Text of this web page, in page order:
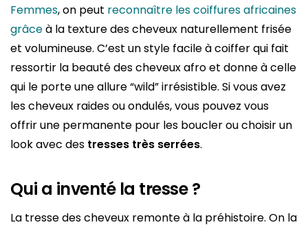
Femmes, on peut reconnaître les coiffures africaines
grâceà la texture des cheveux naturellement frisée
et volumineuse. C’est un style facile à coiffer qui fait
ressortir la beauté des cheveux afro et donne à celle
qui le porte une allure “wild” irrésistible. Si vous avez
les cheveux raides ou ondulés, vous pouvez vous
offrir une permanente pour les boucler ou choisir un
look avec des tresses très serrées.
Qui a inventé la tresse ?
La tresse des cheveux remonte à la préhistoire. On la